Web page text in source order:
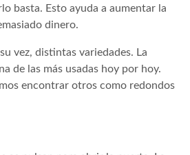
basta. Esto ayuda a aumentar la
dinero.
vez, distintas variedades. La
de las más usadas hoy por hoy.
encontrar otros como redondos